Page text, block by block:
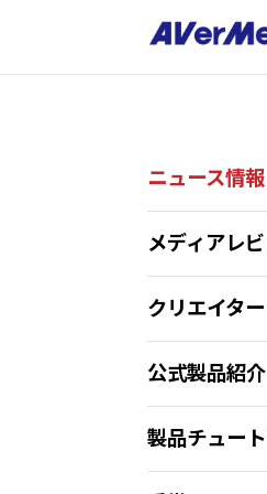
ニュース情報
メディアレ
クリエイタ
公式製品紹介
製品チュー